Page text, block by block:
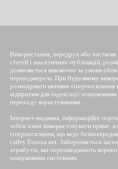
Використання, передрук або часткове
статей і аналітичних публікацій,
дозволяється виключно за умови
першоджерела. При будь-якому
розміщувати активне
відкритим для індексації
переходу користувачами.
Інтернет-видання, інформаційні
зобов’язані використовувати пряме,
гіперпосилання, що веде
сайту Euroua.net. Забороняється
атрибутів, які перешкоджають
пошуковими системами.